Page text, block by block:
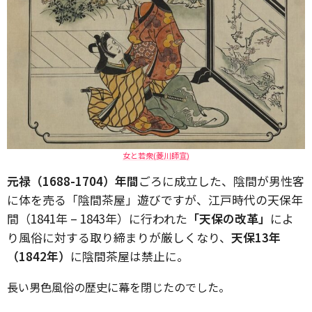
女と若衆(菱川師宣)
元禄（1688-1704）年間ごろに成立した、陰間が男性客
に体を売る「陰間茶屋」遊びですが、江戸時代の天保年
間（1841年 – 1843年）に行われた 「天保の改革」 によ
り風俗に対する取り締まりが厳しくなり、 天保13年
（1842年） に陰間茶屋は禁止に。
長い男色風俗の歴史に幕を閉じたのでした。